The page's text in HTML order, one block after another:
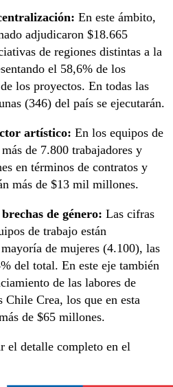
En este ámbito,
adjudicaron $18.665
de regiones distintas a la
el 58,6% de los
los proyectos. En todas las
(346) del país se ejecutarán.
artístico: En los equipos de
de 7.800 trabajadores y
en términos de contratos y
más de $13 mil millones.
de género: Las cifras
de trabajo están
de mujeres (4.100), las
del total. En este eje también
de las labores de
Chile Crea, los que en esta
de $65 millones.
el detalle completo en el